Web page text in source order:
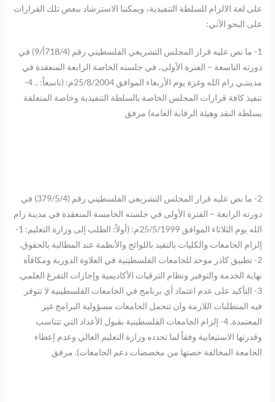
على لغة الالزام للسلطة التنفيذية، ويمكننا الاسترشاد ببعض تلك القرارات
على النحو الآتي:
1- ما نص عليه قرار المجلس التشريعي الفلسطيني رقم (718/4أ/9) في
دورته التاسعة – الفترة الأولى، في جلسته الخاصة الرابعة المنعقدة في
مدينتـي رام الله وغزة يوم الأربعاء الموافق 25/8/2004م: (تاسعاً: .. 4-
تنفيذ كافة قرارات المجلس الخاصة بالسلطة التنفيذية وخاصة المتعلقة
بسلطة النقد وهيئة الرقابة العامة) مرفق
2- ما نص عليه قرار المجلس التشريعي الفلسطيني رقم (379/5/4) في
دورته الرابعة – الفترة الأولى في جلسته الخامسة المنعقدة في مدينة رام‌
الله يوم الثلاثاء الموافق 25/5/1999م: (أولاً: الطلب إلى وزارة التعليم: 1-
إلزام الجامعات والكليات بالتقيد باللوائح والأنظمة عند المطالبة بالحقوق.
2- تطبيق كادر موحد للجامعات الفلسطينية في العلاوة الدورية ومكافأة
نهاية الخدمة والتوفير ونظام الترقيات الأكاديمية وإجازات التفرغ العلمي.
3- التأكيد على عدم اعتماد أي برنامج في الجامعات الفلسطينية لا تتوفر
فيه المتطلبات اللازمة وان تتحمل الجامعات مسؤولية البرامج غير
المعتمدة. 4- إلزام الجامعات الفلسطينية بقبول الأعداد التي تتناسب
وقدرتها الاستيعابية وفقاً لما تحدده وزارة التعليم العالي وعدم إعطاء
الجامعة المخالفة حصتها من مخصصات دعم الجامعات). مرفق